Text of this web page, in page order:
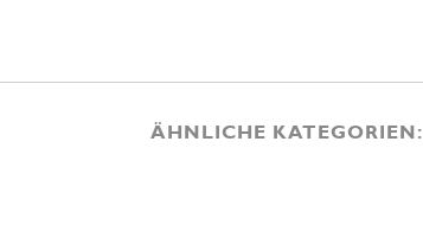
ÄHNLICHE KATEGORIEN: